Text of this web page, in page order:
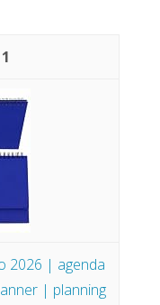
1
2026 | agenda
| planning